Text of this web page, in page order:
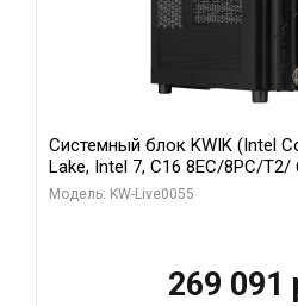
Системный блок KWIK (Intel
Lake, Intel 7, C16 8EC/8PC/
MSI RTX5080 SHADOW 3X OC
Модель: KW-Live0055
269 091